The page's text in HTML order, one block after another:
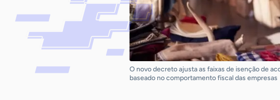
O novo decreto ajusta as faixas de isenção de
baseado no comportamento fiscal das empresas